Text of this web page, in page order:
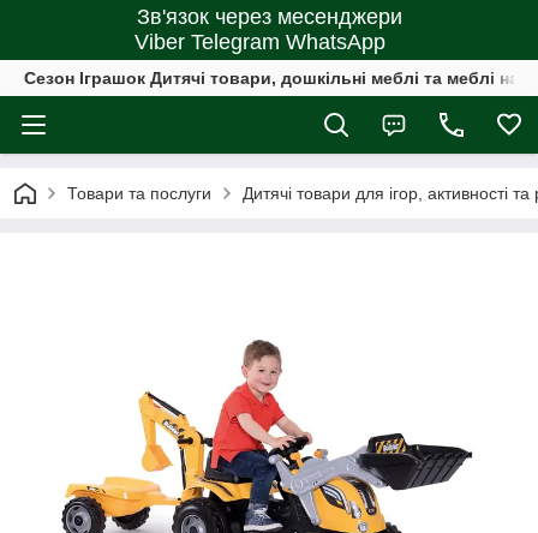
Зв'язок через месенджери
Viber Telegram WhatsApp
Сезон Іграшок Дитячі товари, дошкільні меблі та меблі на
Товари та послуги Дитячі товари для ігор, активності та